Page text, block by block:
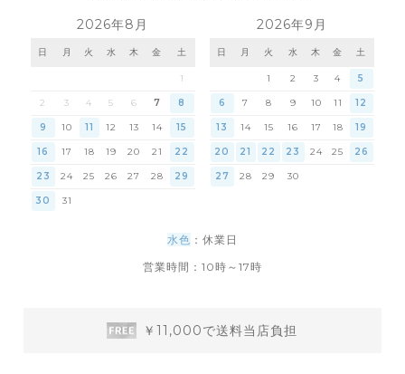
2026年8月
日 月 火 水 木 金 土
1
2 3 4 5 6 7 8
9 10 11 12 13 14 15
16 17 18 19 20 21 22
23 24 25 26 27 28 29
30 31
2026年9月
日 月 火 水 木 金 土
1 2 3 4 5
6 7 8 9 10 11 12
13 14 15 16 17 18 19
20 21 22 23 24 25 26
27 28 29 30
水色 ：休業日
営業時間：10時～17時
￥11,000で送料当店負担